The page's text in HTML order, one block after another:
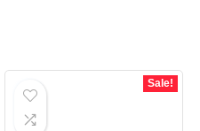
Sale!